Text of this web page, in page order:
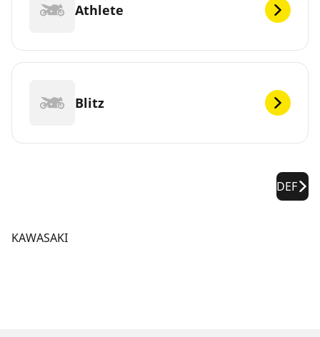
Athlete
Blitz
DEF
KAWASAKI